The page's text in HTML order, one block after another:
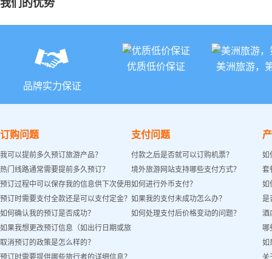
我们的优势
品牌实力保证
优质低价保证 美洲旅游，
订购问题
我可以提前多久预订旅游产品？
热门线路通常需要提前多久预订？
预订过程中可以保存我的信息供下次使用
吗？
预订时需要支付全款还是可以支付定金？
如何确认我的预订是否成功？
如果我想更改预订信息（如出行日期或旅
客姓名）怎么办？
取消预订的政策是怎么样的？
预订时需要提供哪些旅行者的详细信息？
支付问题
付款之后是否就可以订购机票？
境外旅游网站支持哪些支付方式？
如何进行外币支付？
如果我的支付未成功怎么办？
如何处理支付后价格变动的问题？
如
套
如
是
酒
哪
如
关